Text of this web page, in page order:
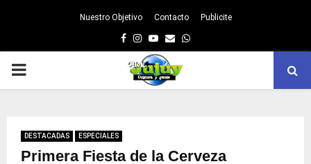
Nuestro Objetivo Contacto Publicite
Facebook
Instagram
Youtube
EmailWhatsapp
PRIMARY
DESTACADAS ESPECIALES
Primera Fiesta de la Cerveza